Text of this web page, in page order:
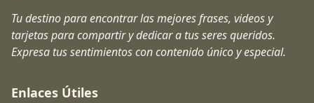
Tu destino para encontrar las mejores frases, videos y
tarjetas para compartir y dedicar a tus seres queridos.
Expresa tus sentimientos con contenido único y especial.
Enlaces Útiles